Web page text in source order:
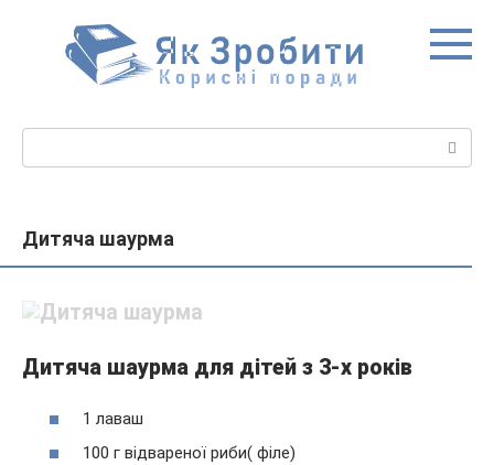
Дитяча шаурма
Дитяча шаурма для дітей з 3-х років
1 лаваш
100 г відвареної риби( філе)